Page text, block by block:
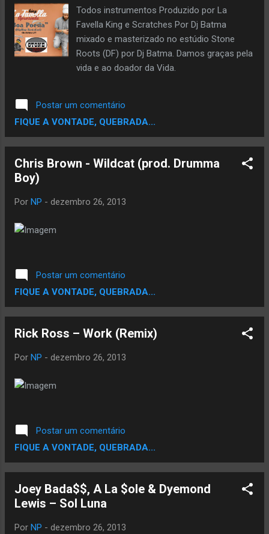
Todos instrumentos Produzido por La
Favella King e Scratches Por Dj Batma
mixado e masterizado no estúdio Stone
Roots (DF) por Dj Batma. Damos graças pela
vida e ao doador da Vida.
Postar um comentário
FIQUE A VONTADE, QUEBRADA...
Chris Brown - Wildcat (prod. Drumma
Boy)
Por NP - dezembro 26, 2013
Postar um comentário
FIQUE A VONTADE, QUEBRADA...
Rick Ross – Work (Remix)
Por NP - dezembro 26, 2013
Postar um comentário
FIQUE A VONTADE, QUEBRADA...
Joey Bada$$, A La $ole & Dyemond
Lewis – Sol Luna
Por NP - dezembro 26, 2013